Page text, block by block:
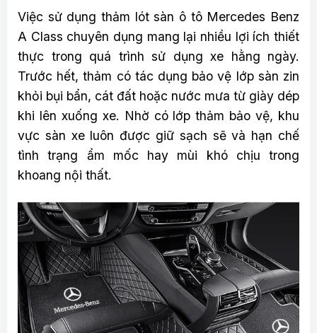
Việc sử dụng thảm lót sàn ô tô Mercedes Benz
A Class chuyên dụng mang lại nhiều lợi ích thiết
thực trong quá trình sử dụng xe hằng ngày.
Trước hết, thảm có tác dụng bảo vệ lớp sàn zin
khỏi bụi bẩn, cát đất hoặc nước mưa từ giày dép
khi lên xuống xe. Nhờ có lớp thảm bảo vệ, khu
vực sàn xe luôn được giữ sạch sẽ và hạn chế
tình trạng ẩm mốc hay mùi khó chịu trong
khoang nội thất.